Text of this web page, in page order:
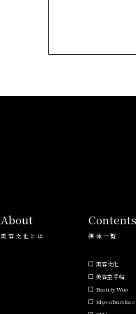
About
美容文化とは
Contents
媒体一覧
美容文化
美容室手帖
Beauty Woo
Biyoubunka